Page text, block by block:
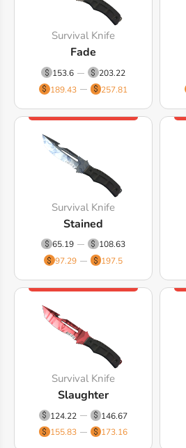
Survival Knife
Fade
153.6
203.22
189.43
257.81
Survival Knife
Stained
65.19
108.63
97.29
197.5
Survival Knife
Slaughter
124.22
146.67
155.83
173.16